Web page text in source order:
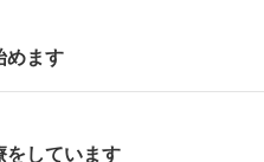
めます
をしています